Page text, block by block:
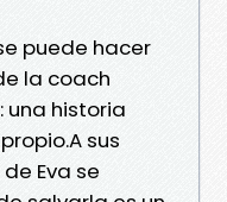
puede hacer
la coach
una historia
sus
Eva se